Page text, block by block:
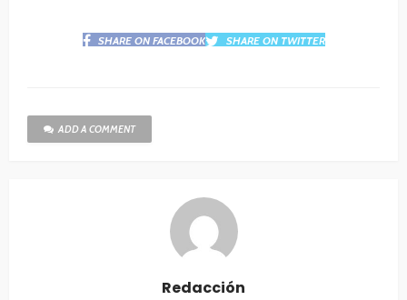
SHARE ON FACEBOOK SHARE ON TWITTER
ADD A COMMENT
Redacción